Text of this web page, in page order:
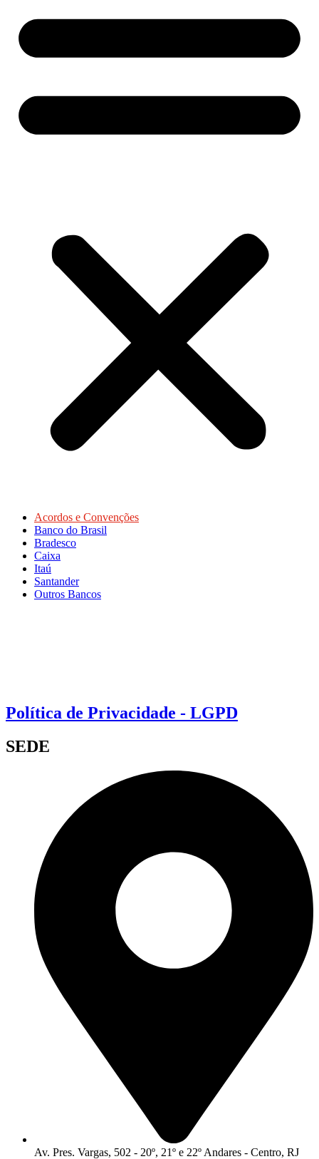
Acordos e Convenções
Banco do Brasil
Bradesco
Caixa
Itaú
Santander
Outros Bancos
Política de Privacidade - LGPD
SEDE
Av. Pres. Vargas, 502 - 20º, 21º e 22º Andares - Centro, RJ